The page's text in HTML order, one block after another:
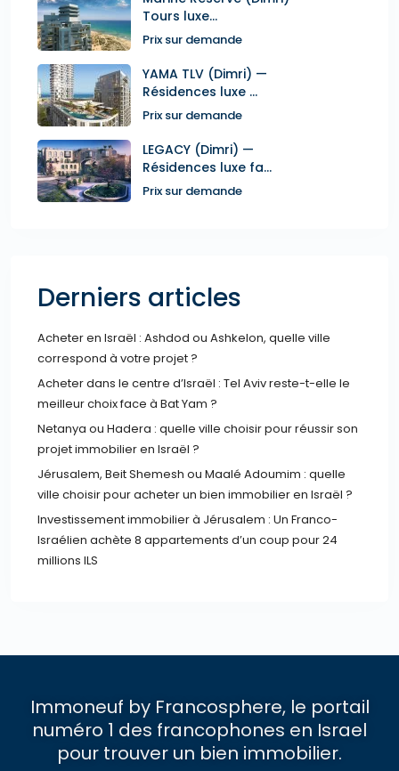
Tours luxe...
Prix sur demande
YAMA TLV (Dimri) —
Résidences luxe ...
Prix sur demande
LEGACY (Dimri) —
Résidences luxe fa...
Prix sur demande
Derniers articles
Acheter en Israël : Ashdod ou Ashkelon, quelle ville
correspond à votre projet ?
Acheter dans le centre d’Israël : Tel Aviv reste-t-elle le
meilleur choix face à Bat Yam ?
Netanya ou Hadera : quelle ville choisir pour réussir son
projet immobilier en Israël ?
Jérusalem, Beit Shemesh ou Maalé Adoumim : quelle
ville choisir pour acheter un bien immobilier en Israël ?
Investissement immobilier à Jérusalem : Un Franco-
Israélien achète 8 appartements d’un coup pour 24
millions ILS
Immoneuf by Francosphere, le portail
numéro 1 des francophones en Israel
pour trouver un bien immobilier.